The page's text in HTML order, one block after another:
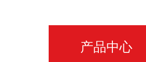
产品中心